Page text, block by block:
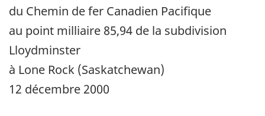
du Chemin de fer Canadien Pacifique
au point milliaire 85,94 de la subdivision
Lloydminster
à Lone Rock (Saskatchewan)
12 décembre 2000